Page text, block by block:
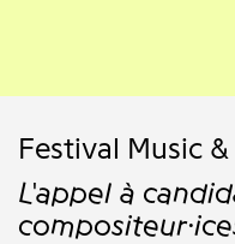
Festival Music
L'appel à